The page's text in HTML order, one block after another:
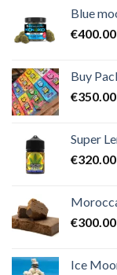
Blue
€400.00
Buy
€350.00
Super
€320.00
€300.00
Ice